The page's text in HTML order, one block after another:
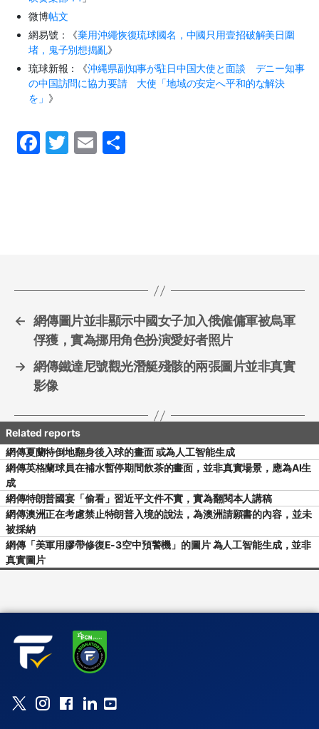
微博帖文
網易號：《棄用沖繩恢復琉球國名，中國只用壹招破解美日圍
堵，鬼子別想搗亂》
琉球新報：《沖縄県副知事が駐日中国大使と面談 デニー知事
の中国訪問に協力要請 大使「地域の安定へ平和的な解決
を」 》
F
T
E
← 網傳圖片並非顯示中國女子加入俄僱傭軍被烏軍
俘獲，實為挪用角色扮演愛好者照片
→ 網傳鐵達尼號觀光潛艇殘骸的兩張圖片並非真實
影像
網傳夏蘭特倒地翻身後入球的畫面 或為人工智能生成
網傳英格蘭球員在補水暫停期間飲茶的畫面，並非真實場景，應為AI生
成
網傳特朗普國宴「偷看」習近平文件不實，實為翻閱本人講稿
網傳澳洲正在考慮禁止特朗普入境的說法，為澳洲請願書的內容，並未
被採納
網傳「美軍用膠帶修復E-3空中預警機」的圖片 為人工智能生成，並非
真實圖片